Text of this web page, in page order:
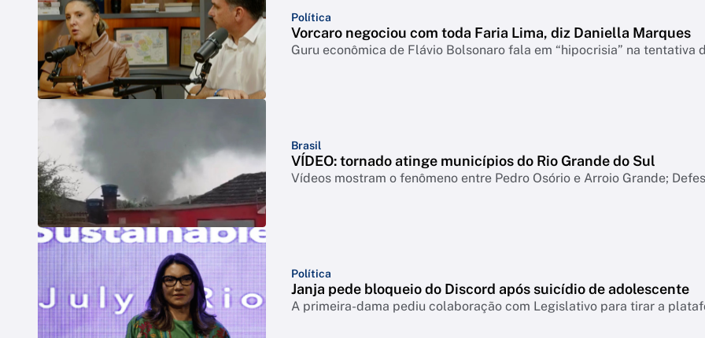
Política
Vorcaro negociou com toda Faria Lima, diz Daniella Marques
Guru econômica de Flávio Bolsonaro fala em “hipocrisia” na tentativa
Brasil
VÍDEO: tornado atinge municípios do Rio Grande do Sul
Vídeos mostram o fenômeno entre Pedro Osório e Arroio Grande;
Política
Janja pede bloqueio do Discord após suicídio de adolescente
A primeira-dama pediu colaboração com Legislativo para tirar a